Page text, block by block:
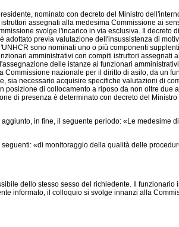
nominato con decreto del Ministro
assegnati alla medesima Commissione ai
svolge l'incarico in via esclusiva. Il decreto
previa valutazione dell'insussistenza di
sono nominati uno o più componenti
amministrativi con compiti istruttori assegnati
delle istanze ai funzionari
nazionale per il diritto di asilo, da un
sia necessario acquisire specifiche valutazioni di
di collocamento a riposo da non oltre due
di presenza è determinato con decreto del Ministro
in fine, il seguente periodo: «Le medesime
«di monitoraggio della qualità delle
dello stesso sesso del richiedente. Il funzionario
informato, il colloquio si svolge innanzi alla